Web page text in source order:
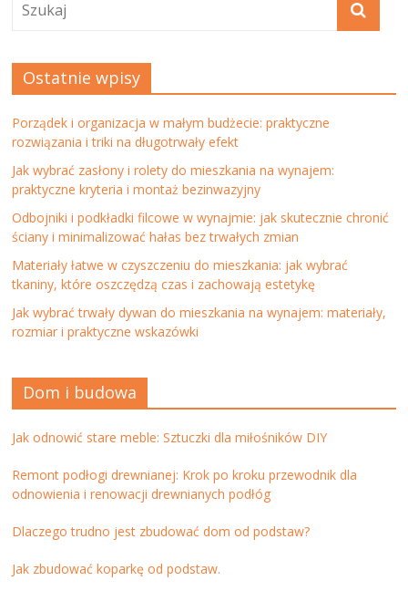
Ostatnie wpisy
Porządek i organizacja w małym budżecie: praktyczne
rozwiązania i triki na długotrwały efekt
Jak wybrać zasłony i rolety do mieszkania na wynajem:
praktyczne kryteria i montaż bezinwazyjny
Odbojniki i podkładki filcowe w wynajmie: jak skutecznie chronić
ściany i minimalizować hałas bez trwałych zmian
Materiały łatwe w czyszczeniu do mieszkania: jak wybrać
tkaniny, które oszczędzą czas i zachowają estetykę
Jak wybrać trwały dywan do mieszkania na wynajem: materiały,
rozmiar i praktyczne wskazówki
Dom i budowa
Jak odnowić stare meble: Sztuczki dla miłośników DIY
Remont podłogi drewnianej: Krok po kroku przewodnik dla
odnowienia i renowacji drewnianych podłóg
Dlaczego trudno jest zbudować dom od podstaw?
Jak zbudować koparkę od podstaw.